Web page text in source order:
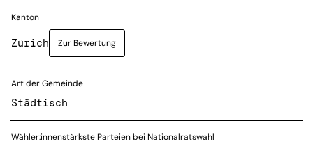
Kanton
Zürich Zur Bewertung
Art der Gemeinde
Städtisch
Wähler:innenstärkste Parteien bei Nationalratswahl